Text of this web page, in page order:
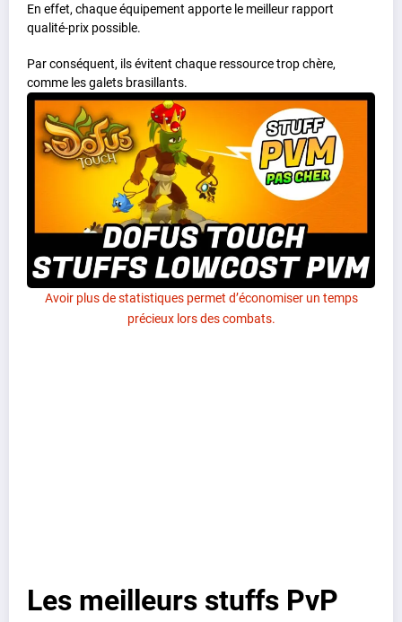
En effet, chaque équipement apporte le meilleur rapport
qualité-prix possible.
Par conséquent, ils évitent chaque ressource trop chère,
comme les galets brasillants.
Avoir plus de statistiques permet d’économiser un temps
précieux lors des combats.
Les meilleurs stuffs PvP